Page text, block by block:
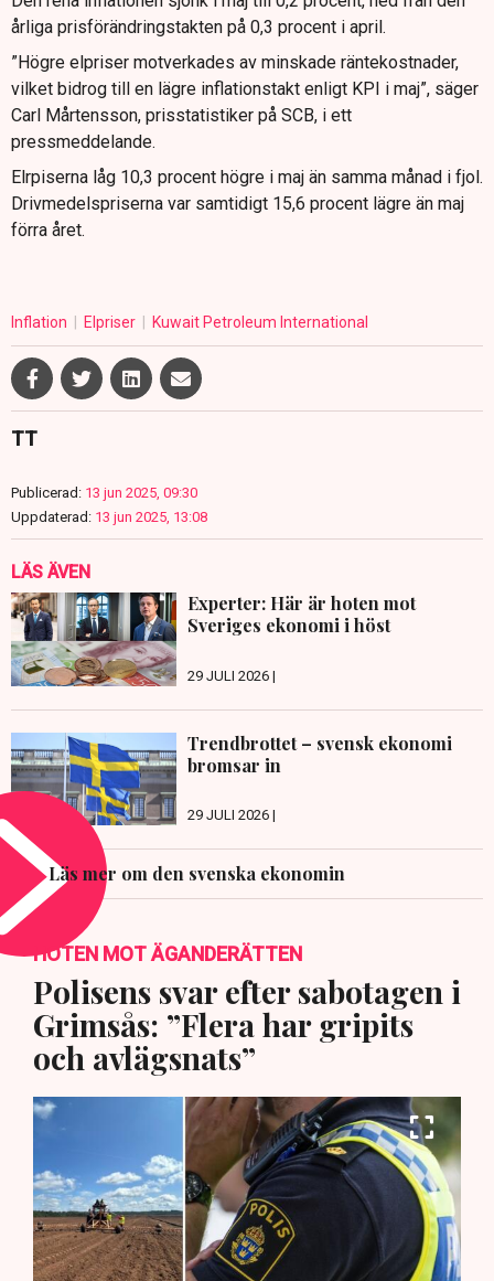
årliga prisförändringstakten på 0,3 procent i april.
”Högre elpriser motverkades av minskade räntekostnader,
vilket bidrog till en lägre inflationstakt enligt KPI i maj”, säger
Carl Mårtensson, prisstatistiker på SCB, i ett
pressmeddelande.
Elrpiserna låg 10,3 procent högre i maj än samma månad i fjol.
Drivmedelspriserna var samtidigt 15,6 procent lägre än maj
förra året.
Inflation Elpriser Kuwait Petroleum International
TT
Publicerad: 13 jun 2025, 09:30
Uppdaterad: 13 jun 2025, 13:08
LÄS ÄVEN
Experter: Här är hoten mot
Sveriges ekonomi i höst
29 JULI 2026 |
Trendbrottet – svensk ekonomi
bromsar in
29 JULI 2026 |
Läs mer om den svenska ekonomin
HOTEN MOT ÄGANDERÄTTEN
Polisens svar efter sabotagen i
Grimsås: ”Flera har gripits
och avlägsnats”